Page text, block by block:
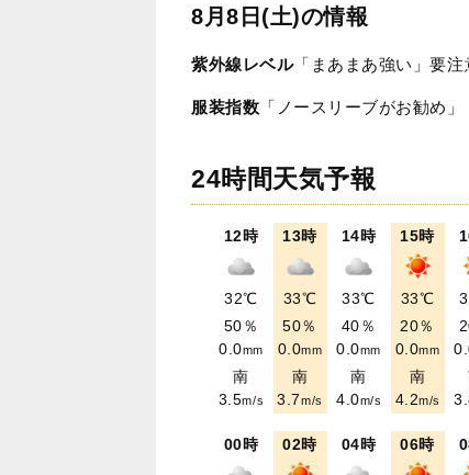
8月8日(土)の情報
紫外線レベル「まあまあ強い」要注
服装指数 「ノースリーブがお勧め」
24時間天気予報
12時
32℃
50％
0.0mm
南
3.5m/s
13時
33℃
50％
0.0mm
南
3.7m/s
14時
33℃
40％
0.0mm
南
4.0m/s
15時
33℃
20％
0.0mm
南
4.2m/s
00時 02時 04時 06時